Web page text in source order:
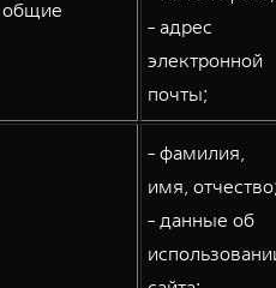
WEY 80 Лаундж
от 8 099 000 ₽
общие
- адрес
электронной
почты;
- фамилия,
имя,
- данные об